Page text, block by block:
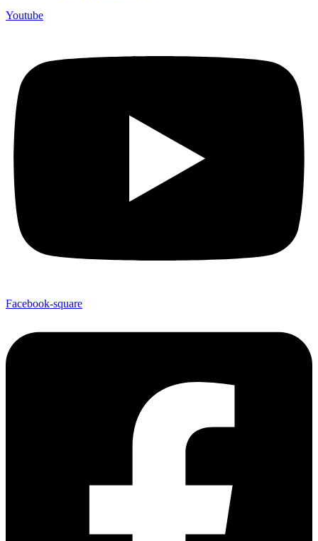
Youtube
Facebook-square